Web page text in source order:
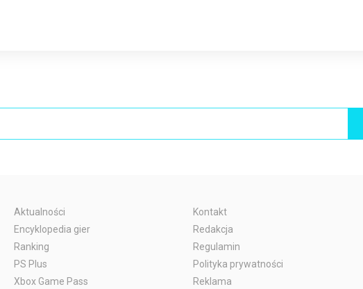
Aktualności
Encyklopedia gier
Ranking
PS Plus
Xbox Game Pass
Kontakt
Redakcja
Regulamin
Polityka prywatności
Reklama